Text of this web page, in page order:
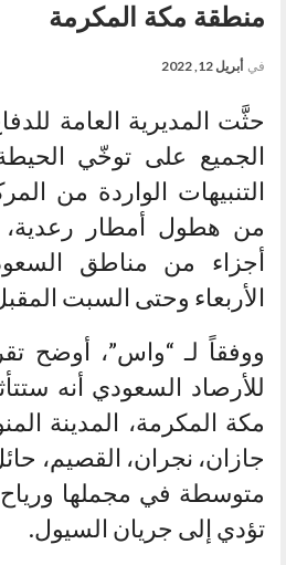
منطقة مكة المكرمة
في أبريل 12, 2022
حثَّت المديرية العامة
الجميع على توخّي
التنبيهات الواردة من
من هطول أمطار رعدية،
أجزاء من مناطق
الأربعاء وحتى السبت
ووفقاً لـ “واس”، أوضح
للأرصاد السعودي أنه
مكة المكرمة، المدينة
جازان، نجران، القصيم،
متوسطة في مجملها
تؤدي إلى جريان السيول.